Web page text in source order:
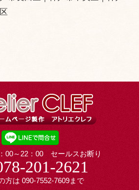
00～22：00 セールスお断り
201-2621
方は 090-7552-7609まで